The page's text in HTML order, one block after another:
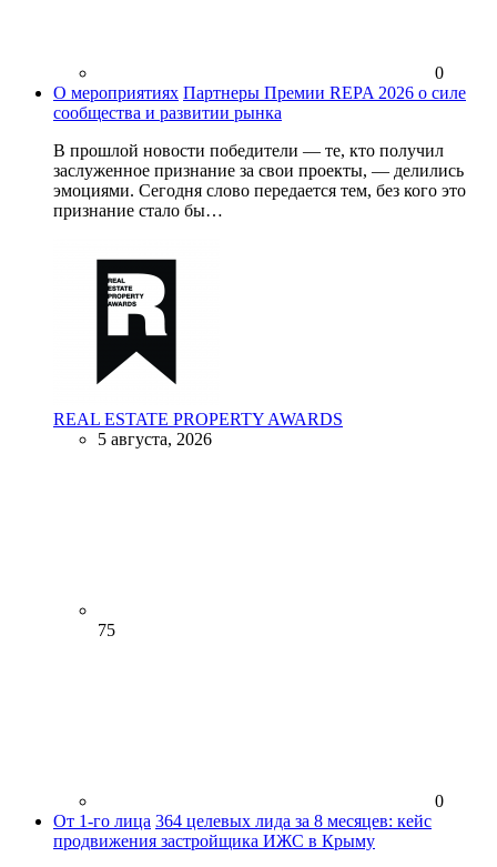
0
О мероприятиях Партнеры Премии REPA 2026 о силе
сообщества и развитии рынка
В прошлой новости победители — те, кто получил
заслуженное признание за свои проекты, — делились
эмоциями. Сегодня слово передается тем, без кого это
признание стало бы…
REAL ESTATE PROPERTY AWARDS
5 августа, 2026
75
0
От 1-го лица 364 целевых лида за 8 месяцев: кейс
продвижения застройщика ИЖС в Крыму